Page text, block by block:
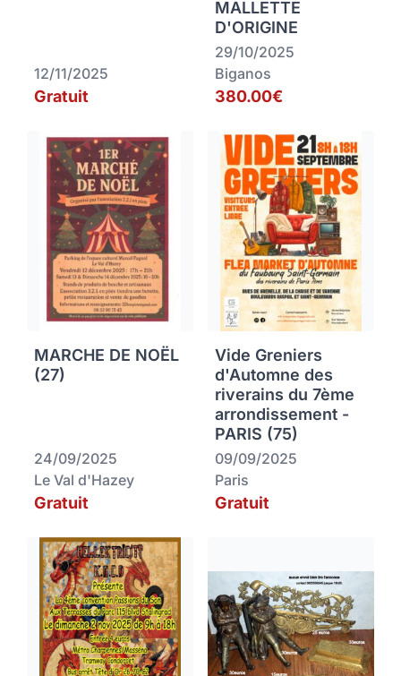
12/11/2025
Gratuit
MALLETTE
D'ORIGINE
29/10/2025
Biganos
380.00€
MARCHE DE NOËL
(27)
24/09/2025
Le Val d'Hazey
Gratuit
Vide Greniers
d'Automne des
riverains du 7ème
arrondissement -
PARIS (75)
09/09/2025
Paris
Gratuit